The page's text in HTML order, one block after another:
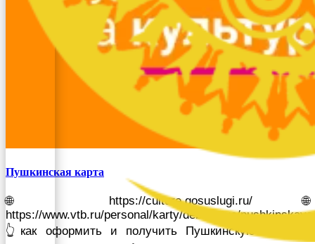
Пушкинская карта
🌐 https://culture.gosuslugi.ru/ 🌐
https://www.vtb.ru/personal/karty/debetovye/
👆как оформить и получить Пушкинскую карту 🌐